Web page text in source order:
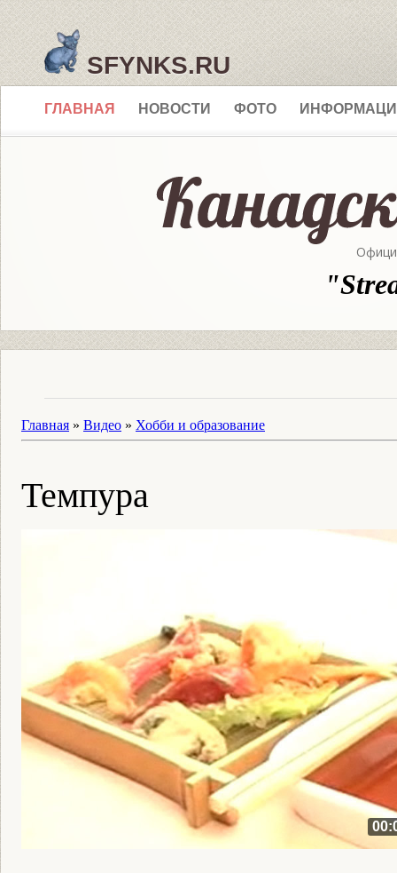
SFYNKS.RU
ГЛАВНАЯ НОВОСТИ ФОТО
Главная » Видео » Хобби и образование
Темпура